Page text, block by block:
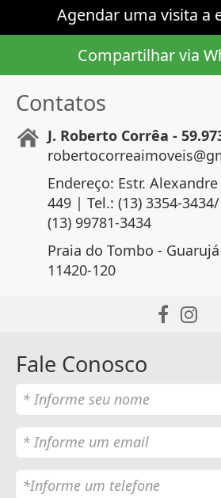
Agendar uma visita a
Compartilhar via
Contatos
J. Roberto Corrêa -
Endereço: Estr.
449 | Tel.: (13) 3354-
(13) 99781-3434
Praia do Tombo - Guarujá
11420-120
Fale Conosco